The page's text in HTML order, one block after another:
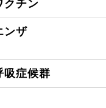
クチン
ンザ
吸症候群